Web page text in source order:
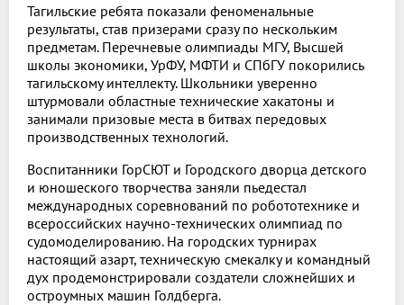
Тагильские ребята показали феноменальные
результаты, став призерами сразу по нескольким
предметам. Перечневые олимпиады МГУ, Высшей
школы экономики, УрФУ, МФТИ и СПбГУ покорились
тагильскому интеллекту. Школьники уверенно
штурмовали областные технические хакатоны и
занимали призовые места в битвах передовых
производственных технологий.
Воспитанники ГорСЮТ и Городского дворца детского
и юношеского творчества заняли пьедестал
международных соревнований по робототехнике и
всероссийских научно-технических олимпиад по
судомоделированию. На городских турнирах
настоящий азарт, техническую смекалку и командный
дух продемонстрировали создатели сложнейших и
остроумных машин Голдберга.